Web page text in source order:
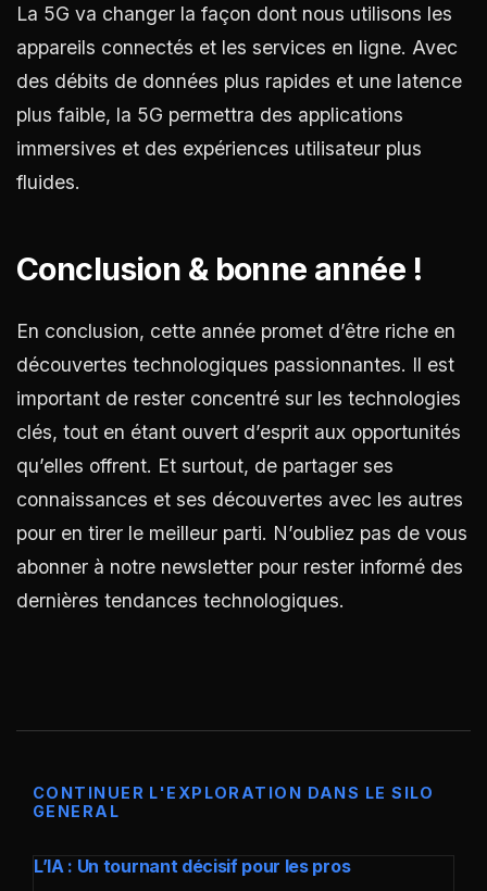
La 5G va changer la façon dont nous utilisons les
appareils connectés et les services en ligne. Avec
des débits de données plus rapides et une latence
plus faible, la 5G permettra des applications
immersives et des expériences utilisateur plus
fluides.
Conclusion & bonne année !
En conclusion, cette année promet d’être riche en
découvertes technologiques passionnantes. Il est
important de rester concentré sur les technologies
clés, tout en étant ouvert d’esprit aux opportunités
qu’elles offrent. Et surtout, de partager ses
connaissances et ses découvertes avec les autres
pour en tirer le meilleur parti. N’oubliez pas de vous
abonner à notre newsletter pour rester informé des
dernières tendances technologiques.
CONTINUER L'EXPLORATION DANS LE SILO
GENERAL
L’IA : Un tournant décisif pour les pros